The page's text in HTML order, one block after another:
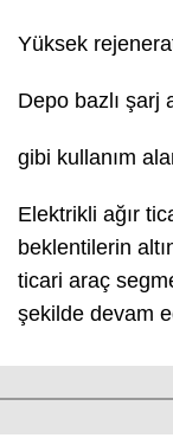
Yüksek
Depo bazlı şarj
gibi kullanım
Elektrikli ağır
beklentilerin
ticari araç
şekilde devam